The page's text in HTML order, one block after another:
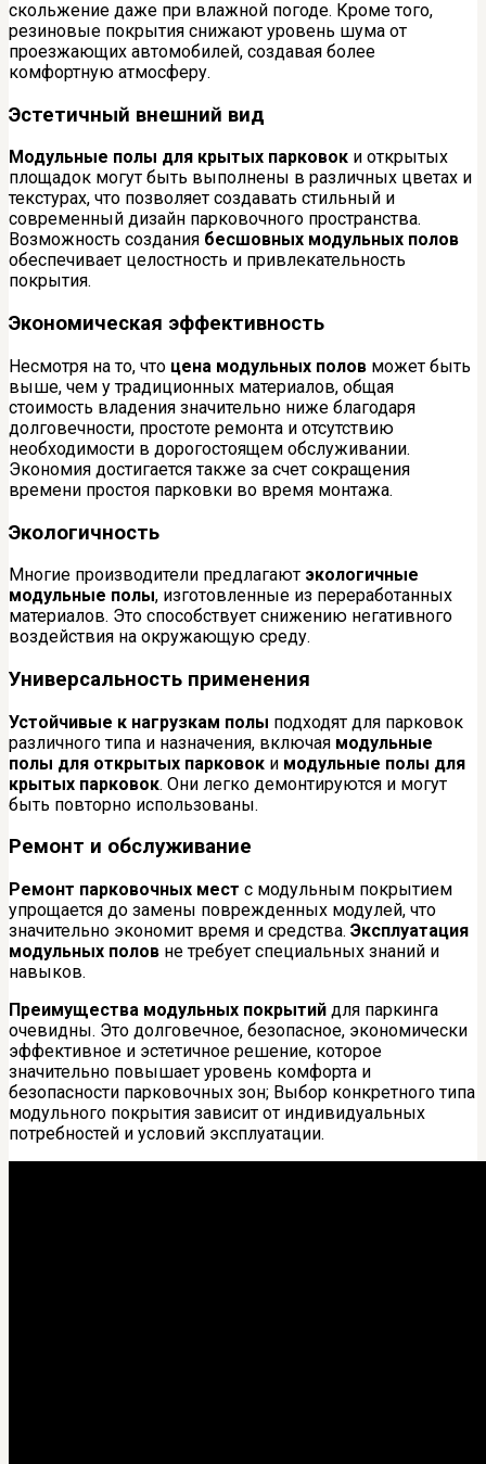
скольжение даже при влажной погоде. Кроме того,
резиновые покрытия снижают уровень шума от
проезжающих автомобилей, создавая более
комфортную атмосферу.
Эстетичный внешний вид
Модульные полы для крытых парковок и открытых
площадок могут быть выполнены в различных цветах и
текстурах, что позволяет создавать стильный и
современный дизайн парковочного пространства.
Возможность создания бесшовных модульных полов
обеспечивает целостность и привлекательность
покрытия.
Экономическая эффективность
Несмотря на то, что цена модульных полов может быть
выше, чем у традиционных материалов, общая
стоимость владения значительно ниже благодаря
долговечности, простоте ремонта и отсутствию
необходимости в дорогостоящем обслуживании.
Экономия достигается также за счет сокращения
времени простоя парковки во время монтажа.
Экологичность
Многие производители предлагают экологичные
модульные полы, изготовленные из переработанных
материалов. Это способствует снижению негативного
воздействия на окружающую среду.
Универсальность применения
Устойчивые к нагрузкам полы подходят для парковок
различного типа и назначения, включая модульные
полы для открытых парковок и модульные полы для
крытых парковок. Они легко демонтируются и могут
быть повторно использованы.
Ремонт и обслуживание
Ремонт парковочных мест с модульным покрытием
упрощается до замены поврежденных модулей, что
значительно экономит время и средства. Эксплуатация
модульных полов не требует специальных знаний и
навыков.
Преимущества модульных покрытий для паркинга
очевидны. Это долговечное, безопасное, экономически
эффективное и эстетичное решение, которое
значительно повышает уровень комфорта и
безопасности парковочных зон; Выбор конкретного типа
модульного покрытия зависит от индивидуальных
потребностей и условий эксплуатации.